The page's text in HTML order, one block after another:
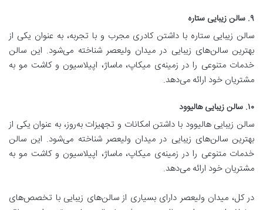
۹. سالن زیبایی ستاره
سالن زیبایی ستاره با داشتن کادری مجرب و با تجربه، به عنوان یکی از
بهترین سالن‌های زیبایی در میدان ولیعصر شناخته می‌شود. این سالن
خدمات متنوعی را در زمینه‌ی میکاپ، ماساژ، اپیلاسیون و کاشت مو به
مشتریان خود ارائه می‌دهد.
۱۰. سالن زیبایی هالیوود
سالن زیبایی هالیوود با داشتن امکانات و تجهیزات به‌روز، به عنوان یکی از
بهترین سالن‌های زیبایی در میدان ولیعصر شناخته می‌شود. این سالن
خدمات متنوعی را در زمینه‌ی میکاپ، ماساژ، اپیلاسیون و کاشت مو به
مشتریان خود ارائه می‌دهد.
در کل، میدان ولیعصر دارای بسیاری از سالن‌های زیبایی با تخصص‌های